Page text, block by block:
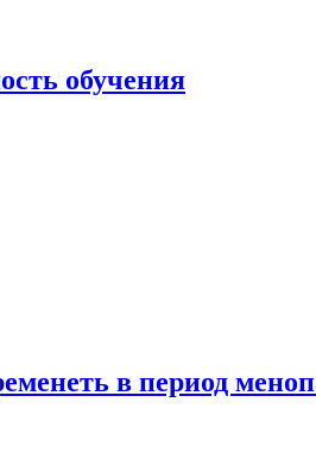
обучения
в период